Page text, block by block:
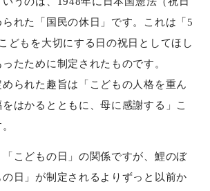
れた「国民の休日」です。これは「5
どもを大切にする日の祝日としてほし
たために制定されたものです。
られた趣旨は「こどもの人格を重ん
はかるとともに、母に感謝する」こ
「こどもの日」の関係ですが、鯉のぼ
日」が制定されるよりずっと以前か